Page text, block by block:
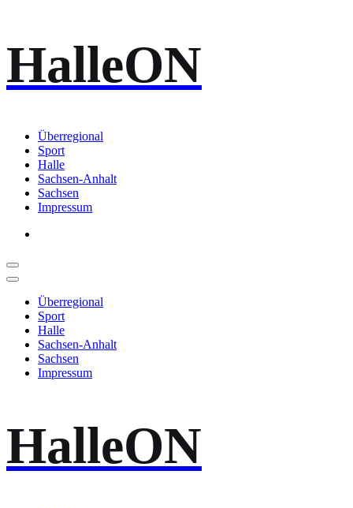
Inhalt
springen
HalleON
Überregional
Sport
Halle
Sachsen-Anhalt
Sachsen
Impressum
Überregional
Sport
Halle
Sachsen-Anhalt
Sachsen
Impressum
HalleON